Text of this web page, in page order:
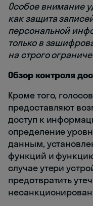
Особое внимание
как защита
персональной
только в
на строго
Обзор контроля
Кроме того,
предоставляют
доступ к
определение
данным,
функций и
случае утери
предотвратить